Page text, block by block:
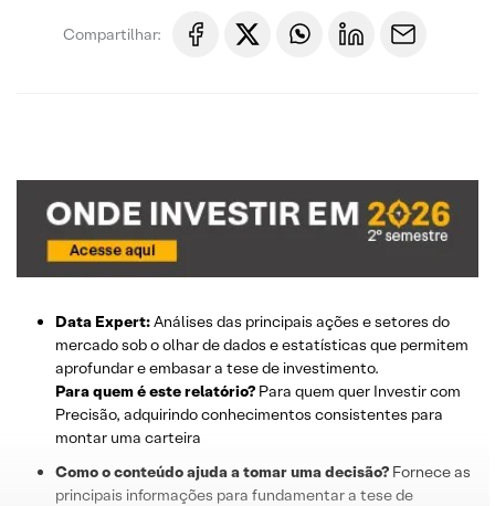
Compartilhar:
Data Expert:Análises das principais ações e setores do
mercado sob o olhar de dados e estatísticas que permitem
aprofundar e embasar a tese de investimento.
Para quem é este relatório? Para quem quer Investir com
Precisão, adquirindo conhecimentos consistentes para
montar uma carteira
Como o conteúdo ajuda a tomar uma decisão? Fornece as
principais informações para fundamentar a tese de